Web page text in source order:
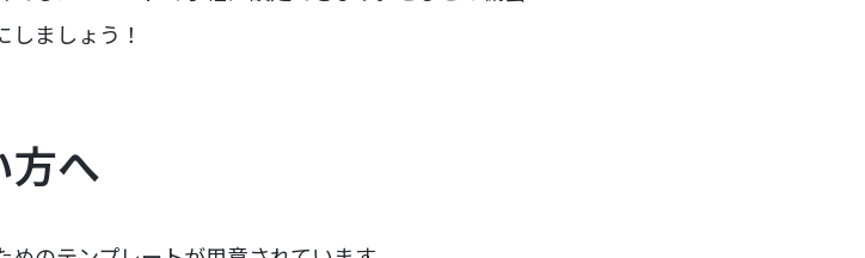
ましょう！
方へ